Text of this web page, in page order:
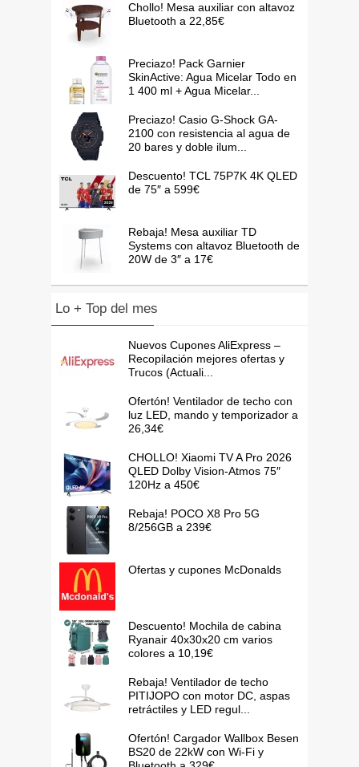
Chollo! Mesa auxiliar con altavoz
Bluetooth a 22,85€
Preciazo! Pack Garnier
SkinActive: Agua Micelar Todo en
1 400 ml + Agua Micelar...
Preciazo! Casio G-Shock GA-
2100 con resistencia al agua de
20 bares y doble ilum...
Descuento! TCL 75P7K 4K QLED
de 75″ a 599€
Rebaja! Mesa auxiliar TD
Systems con altavoz Bluetooth de
20W de 3″ a 17€
Lo + Top del mes
Nuevos Cupones AliExpress –
Recopilación mejores ofertas y
Trucos (Actuali...
Ofertón! Ventilador de techo con
luz LED, mando y temporizador a
26,34€
CHOLLO! Xiaomi TV A Pro 2026
QLED Dolby Vision-Atmos 75″
120Hz a 450€
Rebaja! POCO X8 Pro 5G
8/256GB a 239€
Ofertas y cupones McDonalds
Descuento! Mochila de cabina
Ryanair 40x30x20 cm varios
colores a 10,19€
Rebaja! Ventilador de techo
PITIJOPO con motor DC, aspas
retráctiles y LED regul...
Ofertón! Cargador Wallbox Besen
BS20 de 22kW con Wi-Fi y